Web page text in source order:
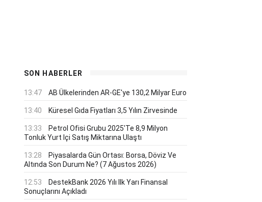
SON HABERLER
13:47 AB Ülkelerinden AR-GE'ye 130,2 Milyar Euro
13:40 Küresel Gıda Fiyatları 3,5 Yılın Zirvesinde
13:33
Petrol Ofisi Grubu 2025'te 8,9 Milyon
Tonluk Yurt Içi Satış Miktarına Ulaştı
13:28
Piyasalarda Gün Ortası: Borsa, Döviz Ve
Altında Son Durum Ne? (7 Ağustos 2026)
12:53
DestekBank 2026 Yılı Ilk Yarı Finansal
Sonuçlarını Açıkladı